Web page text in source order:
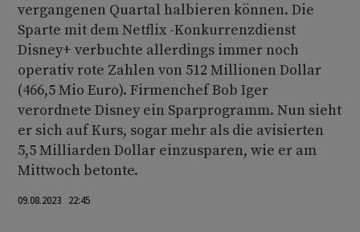
vergangenen Quartal halbieren können. Die
Sparte mit dem Netflix -Konkurrenzdienst
Disney+ verbuchte allerdings immer noch
operativ rote Zahlen von 512 Millionen Dollar
(466,5 Mio Euro). Firmenchef Bob Iger
verordnete Disney ein Sparprogramm. Nun sieht
er sich auf Kurs, sogar mehr als die avisierten
5,5 Milliarden Dollar einzusparen, wie er am
Mittwoch betonte.
09.08.2023 22:45